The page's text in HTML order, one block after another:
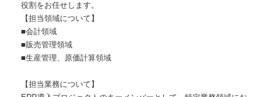
役割をお任せします。
【担当領域について】
■会計領域
■販売管理領域
■生産管理、原価計算領域
【担当業務について】